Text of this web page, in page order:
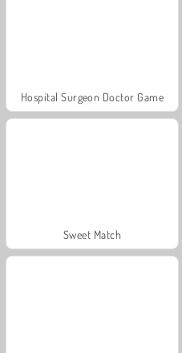
Hospital Surgeon Doctor Game
Sweet Match